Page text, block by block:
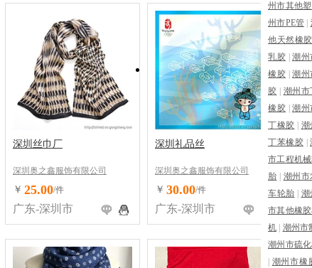
深圳丝巾厂
深圳奥之鑫服饰有限公司
￥ 25.00/件
广东-深圳市
深圳礼品丝
深圳奥之鑫服饰有限公司
￥ 30.00/件
广东-深圳市
州市其他
州市PE管
他天然橡胶
乳胶
潮州
橡胶
潮州
胶
潮州
橡胶
潮州
丁橡胶
潮
丁苯橡胶
市工程机
胎
潮州
车轮胎
潮
市其他橡
机
潮州市
潮州市硫
潮州市橡